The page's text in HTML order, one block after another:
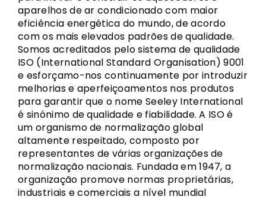
aparelhos de ar condicionado com maior
eficiência energética do mundo, de acordo
com os mais elevados padrões de qualidade.
Somos acreditados pelo sistema de qualidade
ISO (International Standard Organisation) 9001
e esforçamo-nos continuamente por introduzir
melhorias e aperfeiçoamentos nos produtos
para garantir que o nome Seeley International
é sinónimo de qualidade e fiabilidade. A ISO é
um organismo de normalização global
altamente respeitado, composto por
representantes de várias organizações de
normalização nacionais. Fundada em 1947, a
organização promove normas proprietárias,
industriais e comerciais a nível mundial